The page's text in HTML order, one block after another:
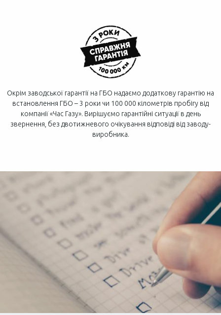
Окрім заводської гарантії на ГБО надаємо додаткову гарантію на
встановлення ГБО – 3 роки чи 100 000 кілометрів пробігу від
компанії «Час Газу». Вирішуємо гарантійні ситуації в день
звернення, без двотижневого очікування відповіді від заводу-
виробника.